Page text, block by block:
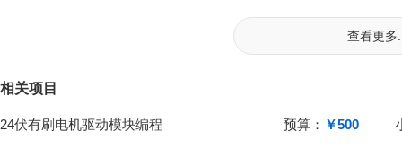
查看更多
相关项目
24伏有刷电机驱动模块编程 预算： ￥500